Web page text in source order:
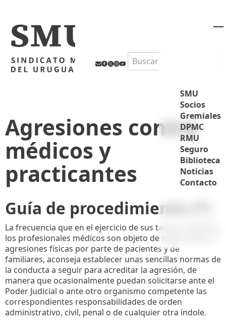
Search
SMU
Socios
Gremiales
DPMC
RMU
Seguro
Biblioteca
Noticias
Contacto
Agresiones contra
médicos y
practicantes
Guía de procedimiento
La frecuencia que en el ejercicio de sus tareas sanitarias,
los profesionales médicos son objeto de malos tratos o
agresiones físicas por parte de pacientes y de
familiares, aconseja establecer unas sencillas normas de
la conducta a seguir para acreditar la agresión, de
manera que ocasionalmente puedan solicitarse ante el
Poder Judicial o ante otro organismo competente las
correspondientes responsabilidades de orden
administrativo, civil, penal o de cualquier otra índole.